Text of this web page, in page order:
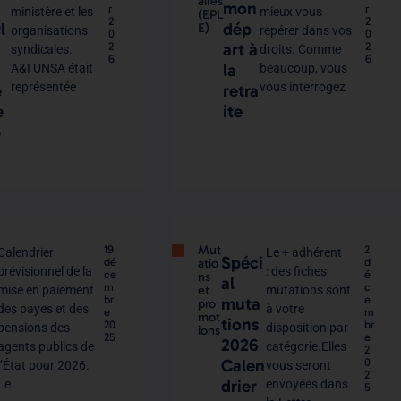
ministère et les
organisations
syndicales.
A&I UNSA était
représentée
r
2
0
2
6
(EPL
E)
mon
dép
art à
la
retra
ite
mieux vous
repérer dans vos
droits. Comme
beaucoup, vous
vous interrogez
r
2
0
2
6
de la
en paiement
payes et des
des
publics de
l’État pour 2026.
19
dé
ce
m
br
e
20
25
Mut
atio
ns
et
pro
mot
ions
Spéci
al
muta
tions
2026
Calen
drier
Le + adhérent
: des fiches
mutations sont
à votre
disposition par
catégorie.Elles
vous seront
envoyées dans
2
d
é
c
e
m
br
e
2
0
2
5